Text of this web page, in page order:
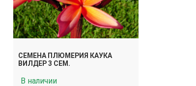
СЕМЕНА ПЛЮМЕРИЯ КАУКА
ВИЛДЕР 3 СЕМ.
В наличии